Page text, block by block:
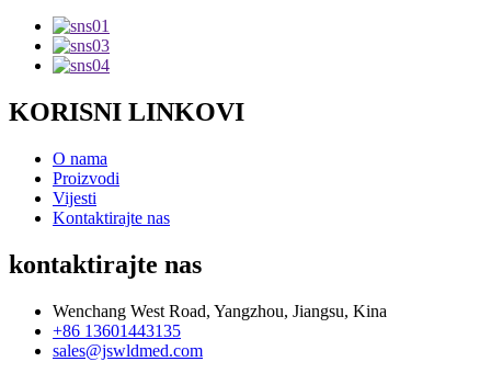
KORISNI LINKOVI
O nama
Proizvodi
Vijesti
Kontaktirajte nas
kontaktirajte nas
Wenchang West Road, Yangzhou, Jiangsu, Kina
+86 13601443135
sales@jswldmed.com